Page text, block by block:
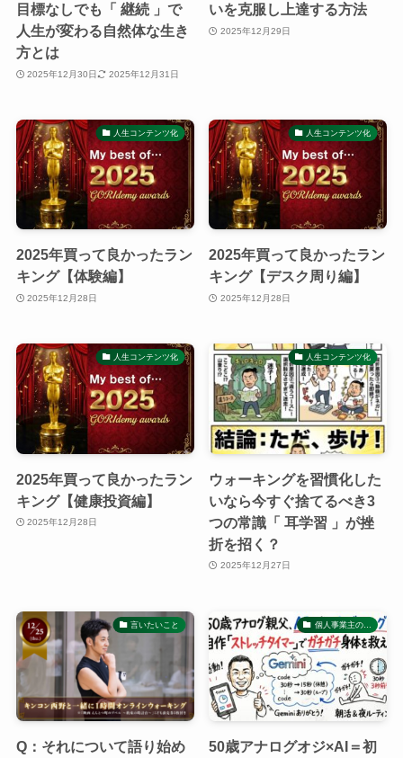
目標なしでも「 継続 」で
人生が変わる自然体な生き
方とは
2025年12月30日 2025年12月31日
いを克服し上達する方法
2025年12月29日
人生コンテンツ化
2025年買って良かったラン
キング【体験編】
2025年12月28日
人生コンテンツ化
2025年買って良かったラン
キング【デスク周り編】
2025年12月28日
人生コンテンツ化
2025年買って良かったラン
キング【健康投資編】
2025年12月28日
人生コンテンツ化
ウォーキングを習慣化した
いなら今すぐ捨てるべき3
つの常識「 耳学習 」が挫
折を招く？
2025年12月27日
言いたいこと
Q：それについて語り始め
個人事業主の…
50歳アナログオジ×AI＝初